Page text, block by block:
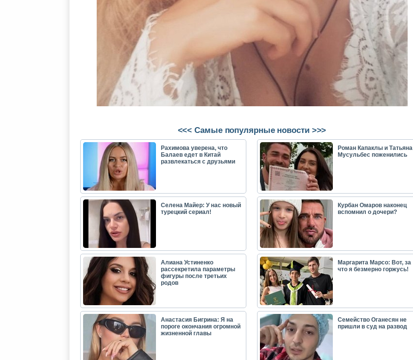
<<< Самые популярные новости >>>
Рахимова уверена, что
Балаев едет в Китай
развлекаться с друзьями
Роман Капаклы и Татьяна
Мусульбес поженились
Селена Майер: У нас новый
турецкий сериал!
Курбан Омаров наконец
вспомнил о дочери?
Алиана Устиненко
рассекретила параметры
фигуры после третьих
родов
Маргарита Марсо: Вот, за
что я безмерно горжусь!
Анастасия Бигрина: Я на
пороге окончания огромной
жизненной главы
Семейство Оганесян не
пришли в суд на развод